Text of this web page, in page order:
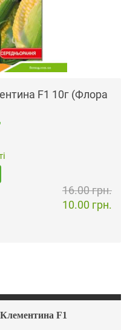
F1 10г (Флора
16.00 грн.
10.00 грн.
F1